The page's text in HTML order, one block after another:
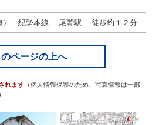
海） 紀勢本線 尾鷲駅 徒歩約１２分
のページの上へ
れます （個人情報保護のため、写真情報は一部